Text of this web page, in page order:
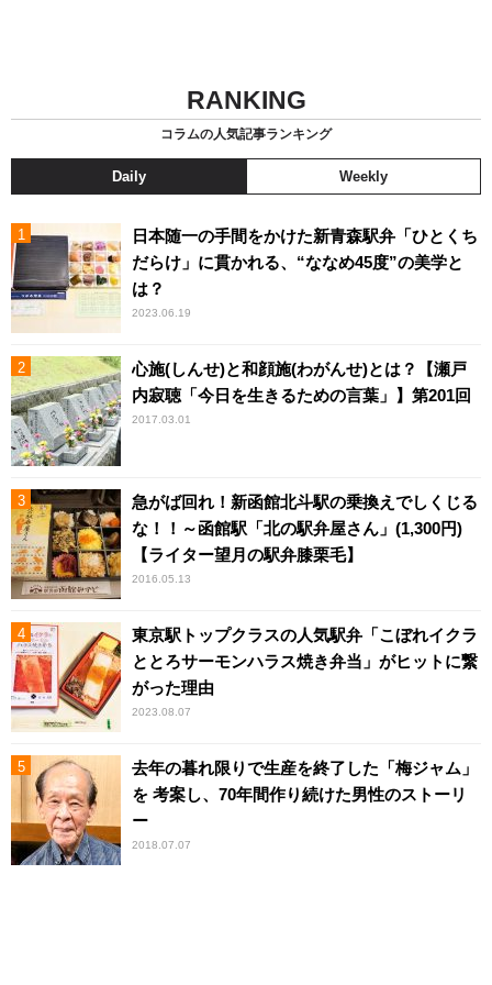
RANKING
コラムの人気記事ランキング
Daily Weekly
日本随一の手間をかけた新青森駅弁「ひとくち
だらけ」に貫かれる、“ななめ45度”の美学と
は？
2023.06.19
心施(しんせ)と和顔施(わがんせ)とは？【瀬戸
内寂聴「今日を生きるための言葉」】第201回
2017.03.01
急がば回れ！新函館北斗駅の乗換えでしくじる
な！！～函館駅「北の駅弁屋さん」(1,300円)
【ライター望月の駅弁膝栗毛】
2016.05.13
東京駅トップクラスの人気駅弁「こぼれイクラ
ととろサーモンハラス焼き弁当」がヒットに繋
がった理由
2023.08.07
去年の暮れ限りで生産を終了した「梅ジャム」
を 考案し、70年間作り続けた男性のストーリ
ー
2018.07.07